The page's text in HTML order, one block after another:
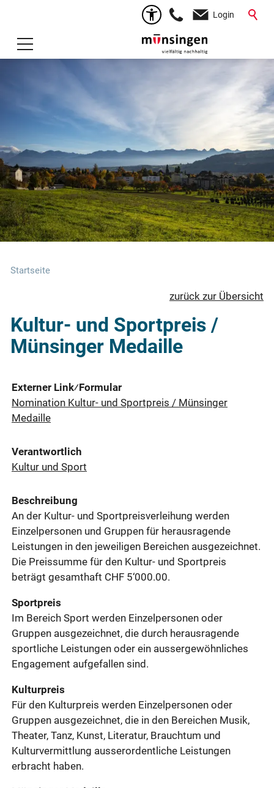
Login
Startseite
zurück zur Übersicht
Kultur- und Sportpreis /
Münsinger Medaille
Externer Link⁄Formular
Nomination Kultur- und Sportpreis / Münsinger
Medaille
Verantwortlich
Kultur und Sport
Beschreibung
An der Kultur- und Sportpreisverleihung werden
Einzelpersonen und Gruppen für herausragende
Leistungen in den jeweiligen Bereichen ausgezeichnet.
Die Preissumme für den Kultur- und Sportpreis
beträgt gesamthaft CHF 5‘000.00.
Sportpreis
Im Bereich Sport werden Einzelpersonen oder
Gruppen ausgezeichnet, die durch herausragende
sportliche Leistungen oder ein aussergewöhnliches
Engagement aufgefallen sind.
Kulturpreis
Für den Kulturpreis werden Einzelpersonen oder
Gruppen ausgezeichnet, die in den Bereichen Musik,
Theater, Tanz, Kunst, Literatur, Brauchtum und
Kulturvermittlung ausserordentliche Leistungen
erbracht haben.